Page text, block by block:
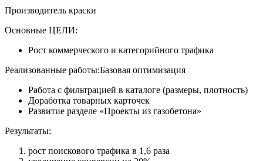
Производитель краски
Основные ЦЕЛИ:
Рост коммерческого и категорийного трафика
Реализованные работы:Базовая оптимизация
Работа с фильтрацией в каталоге (размеры, плотность)
Доработка товарных карточек
Развитие разделе «Проекты из газобетона»
Результаты:
рост поискового трафика в 1,6 раза